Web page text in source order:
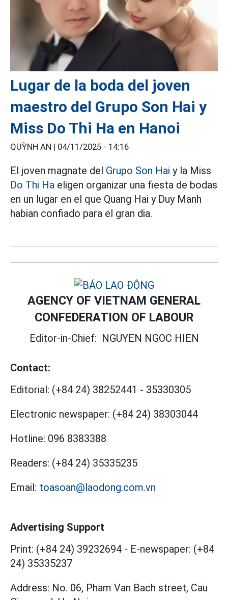
Lugar de la boda del joven
maestro del Grupo Son Hai y
Miss Do Thi Ha en Hanoi
QUỲNH AN | 04/11/2025 - 14:16
El joven magnate del Grupo Son Hai y la Miss
Do Thi Ha eligen organizar una fiesta de bodas
en un lugar en el que Quang Hai y Duy Manh
habian confiado para el gran dia.
AGENCY OF VIETNAM GENERAL
CONFEDERATION OF LABOUR
Editor-in-Chief: NGUYEN NGOC HIEN
Contact:
Editorial: (+84 24) 38252441 - 35330305
Electronic newspaper: (+84 24) 38303044
Hotline: 096 8383388
Readers: (+84 24) 35335235
Email: toasoan@laodong.com.vn
Advertising Support
Print: (+84 24) 39232694 - E-newspaper: (+84
24) 35335237
Address: No. 06, Pham Van Bach street, Cau